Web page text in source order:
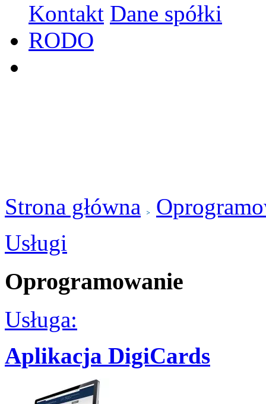
Kontakt Dane spółki
RODO
Strona główna
Usługi
Oprogramowanie
Usługa:
Aplikacja DigiCards